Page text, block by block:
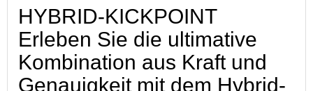
HYBRID-KICKPOINT
Erleben Sie die ultimative
Kombination aus Kraft und
Genauigkeit mit dem Hybrid-